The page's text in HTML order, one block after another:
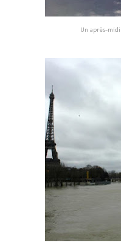
Un après-